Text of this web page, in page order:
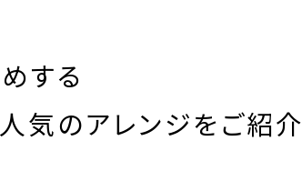
する
人気のアレンジをご紹介